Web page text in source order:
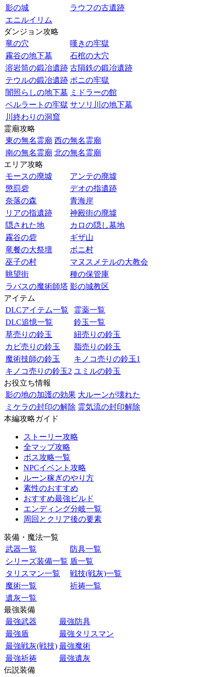
影の城
ラウフの古遺跡
エニルイリム
ダンジョン攻略
竜の穴
嘆きの牢獄
霧谷の地下墓
石棺の大穴
溶岩筒の鍛冶遺跡 古隕鉄の鍛冶遺跡
テウルの鍛冶遺跡 ボニの牢獄
闇照らしの地下墓 ミドラーの館
ベルラートの牢獄 サソリ川の地下墓
川終わりの洞窟
霊廟攻略
東の無名霊廟 西の無名霊廟
南の無名霊廟 北の無名霊廟
エリア攻略
モースの廃墟
アンテの廃墟
懲罰砦
デオの指遺跡
奈落の森
青海岸
リアの指遺跡
神殿街の廃墟
隠された地
カロの隠し墓地
霧谷の砦
ギザ山
竜餐の大祭壇
ボニ村
巫子の村
マヌスメテルの大教会
眺望街
種の保管庫
ラバスの魔術師塔 影の城教区
アイテム
DLCアイテム一覧
霊薬一覧
DLC追憶一覧
鈴玉一覧
草売りの鈴玉
紐売りの鈴玉
カビ売りの鈴玉
脂売りの鈴玉
魔術技師の鈴玉
キノコ売りの鈴玉1
キノコ売りの鈴玉2 ユミルの鈴玉
お役立ち情報
影の地の加護の効果 大ルーンが壊れた
ミケラの封印の解除 霊気流の封印解除
本編攻略ガイド
ストーリー攻略
全マップ攻略
ボス攻略一覧
NPCイベント攻略
ルーン稼ぎのやり方
素性のおすすめ
おすすめ最強ビルド
エンディング分岐一覧
周回とクリア後の要素
装備・魔法一覧
武器一覧
防具一覧
シリーズ装備一覧 盾一覧
タリスマン一覧
戦技(戦灰)一覧
魔術一覧
祈祷一覧
遺灰一覧
最強装備
最強武器
最強防具
最強盾
最強タリスマン
最強戦灰(戦技) 最強魔術
最強祈祷
最強遺灰
伝説装備